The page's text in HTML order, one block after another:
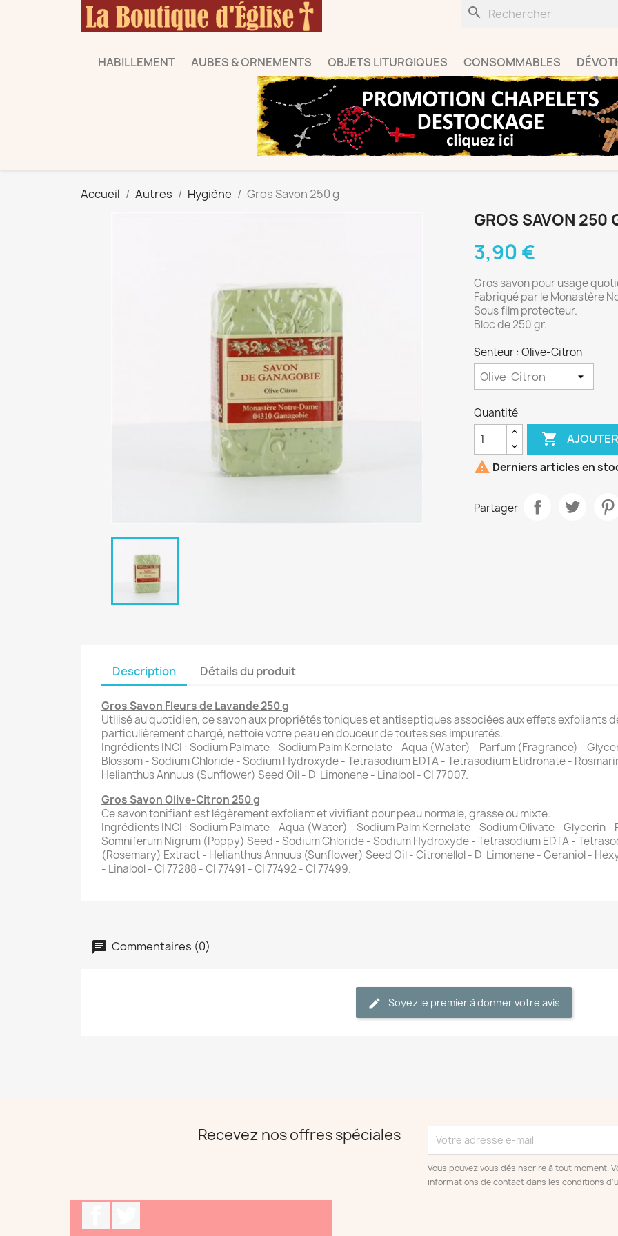
search
HABILLEMENT AUBES & ORNEMENTS OBJETS LITURGIQUES CONSOMMABLES
Accueil Autres Hygiène Gros Savon 250 g
GROS SAVON 250
3,90 €
Gros savon pour usage
Fabriqué par leMonastère
Sous film protecteur.
Bloc de 250 gr.
Senteur : Olive-Citron
Quantité

 Derniers articles en
Partager
Description Détails du produit
Gros Savon Fleurs de Lavande 250 g
Utilisé au quotidien, ce savon aux propriétés toniques et antiseptiques associées aux effets exfoliants
particulièrement chargé, nettoie votre peau en douceur de toutes ses impuretés.
Ingrédients INCI : Sodium Palmate - Sodium Palm Kernelate - Aqua (Water) - Parfum (Fragrance) -
Blossom - Sodium Chloride - Sodium Hydroxyde - Tetrasodium EDTA - Tetrasodium Etidronate -
Helianthus Annuus (Sunflower) Seed Oil - D-Limonene - Linalool - CI 77007.
Gros Savon Olive-Citron 250 g
Ce savon tonifiant est légèrement exfoliant et vivifiant pour peau normale, grasse ou mixte.
Ingrédients INCI : Sodium Palmate - Aqua (Water) - Sodium Palm Kernelate - Sodium Olivate - Glycerin
Somniferum Nigrum (Poppy) Seed - Sodium Chloride - Sodium Hydroxyde - Tetrasodium EDTA -
(Rosemary) Extract - Helianthus Annuus (Sunflower) Seed Oil - Citronellol - D-Limonene - Geraniol -
- Linalool - CI 77288 - CI 77491 - CI 77492 - CI 77499.
Commentaires (0)
Soyez le premier à donner votre avis
Recevez nos offres spéciales
Vous pouvez vous désinscrire à tout moment.
informations de contact dans les conditions